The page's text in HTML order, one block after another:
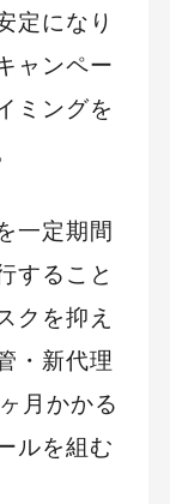
定になり
ャンペー
ミングを
一定期間
すること
クを抑え
・新代理
月かかる
ルを組む